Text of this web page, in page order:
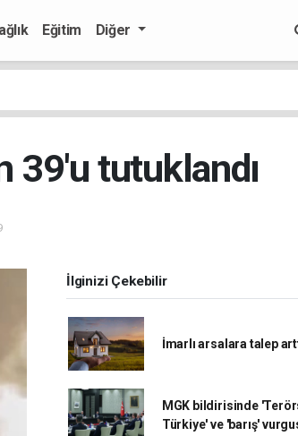
Eğitim Diğer
39'u tutuklandı
İlginizi Çekebilir
İmarlı arsalara talep
MGK bildirisinde
Türkiye' ve 'barış'